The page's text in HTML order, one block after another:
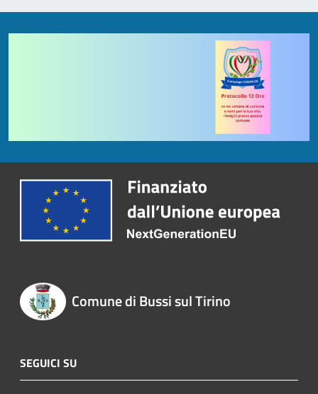
Comune di Bussi sul Tirino
SEGUICI SU